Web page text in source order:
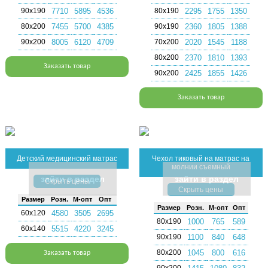
90х190 7710 5895 4536
80х200 7455 5700 4385
90х200 8005 6120 4709
Заказать товар
80х190 2295 1755 1350
90х190 2360 1805 1388
70х200 2020 1545 1188
80х200 2370 1810 1393
90х200 2425 1855 1426
Заказать товар
Детский медицинский матрас
зайти в раздел
Скрыть цены
Раз­мер Розн. М-опт Опт
60х120 4580 3505 2695
60х140 5515 4220 3245
Заказать товар
Чехол тиковый на матрас на
молнии съемный
зайти в раздел
Скрыть цены
Раз­мер Розн. М-опт Опт
80х190 1000 765 589
90х190 1100 840 648
80х200 1045 800 616